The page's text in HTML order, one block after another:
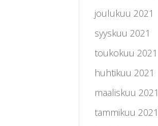
joulukuu 2021
syyskuu 2021
toukokuu 2021
huhtikuu 2021
maaliskuu 2021
tammikuu 2021